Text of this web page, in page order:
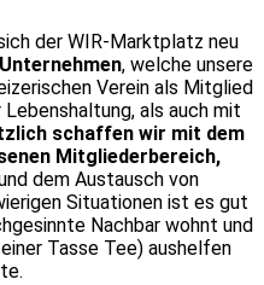
der WIR-Marktplatz neu
, welche unsere
Verein als Mitglied
als auch mit
schaffen wir mit dem
Mitgliederbereich,
dem Austausch von
Situationen ist es gut
Nachbar wohnt und
Tasse Tee) aushelfen